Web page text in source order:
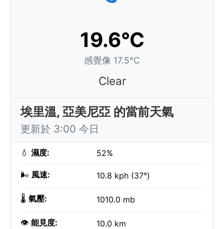
19.6°C
感覺像 17.5°C
Clear
埃里溫, 亞美尼亞 的當前天氣
更新於 3:00 今日
💧 濕度: 52%
🌬️ 風速: 10.8 kph (37°)
🌡️ 氣壓: 1010.0 mb
👁️ 能見度: 10.0 km